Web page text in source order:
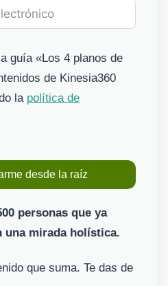
guía «Los 4 planos de
de Kinesia360
la política de
desde la raíz
personas que ya
una mirada holística.
que suma. Te das de